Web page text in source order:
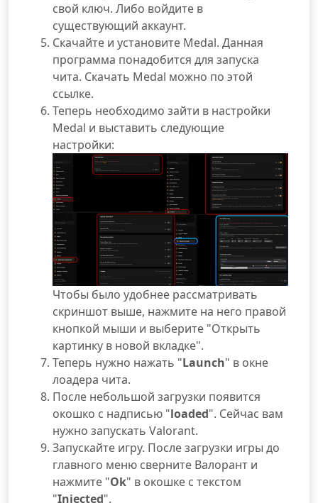
свой ключ. Либо войдите в
существующий аккаунт.
Скачайте и установите Medal. Данная
программа понадобится для запуска
чита. Скачать Medal можно по этой
ссылке.
Теперь необходимо зайти в настройки
Medal и выставить следующие
настройки:
Чтобы было удобнее рассматривать
скриншот выше, нажмите на него правой
кнопкой мыши и выберите "Открыть
картинку в новой вкладке".
Теперь нужно нажать "Launch" в окне
лоадера чита.
После небольшой загрузки появится
окошко с надписью "loaded". Сейчас вам
нужно запускать Valorant.
Запускайте игру. После загрузки игры до
главного меню сверните Валорант и
нажмите "Ok" в окошке с текстом
"Injected".